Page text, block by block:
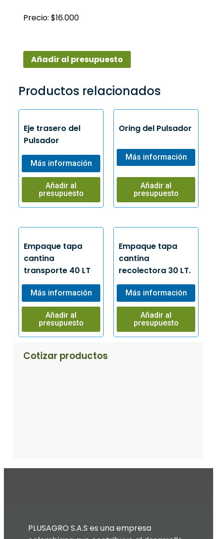
Precio: $16.000
Añadir al presupuesto
Productos relacionados
Eje trasero del
Pulsador
Más información
Añadir al
presupuesto
Oring del Pulsador
Más información
Añadir al
presupuesto
Empaque tapa
cantina
transporte 40 LT
Más información
Añadir al
presupuesto
Empaque tapa
cantina
recolectora 30 LT.
Más información
Añadir al
presupuesto
Cotizar productos​
PLUSAGRO S.A.S es una empresa